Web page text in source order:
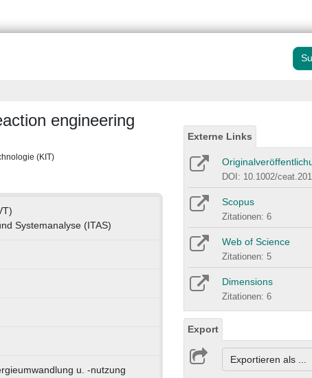
engineering
(KIT)
Systemanalyse (ITAS)
u. -nutzung
Externe Links
DOI: 10.1002/
Scopus
Zitationen: 6
Web of Science
Zitationen: 5
Dimensions
Zitationen: 6
Export
Exportieren als